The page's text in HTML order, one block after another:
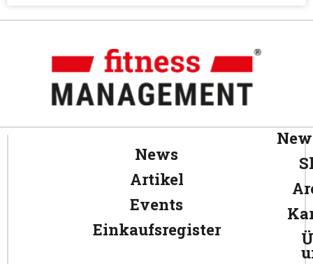
News
Artikel
Events
Einkaufsregister